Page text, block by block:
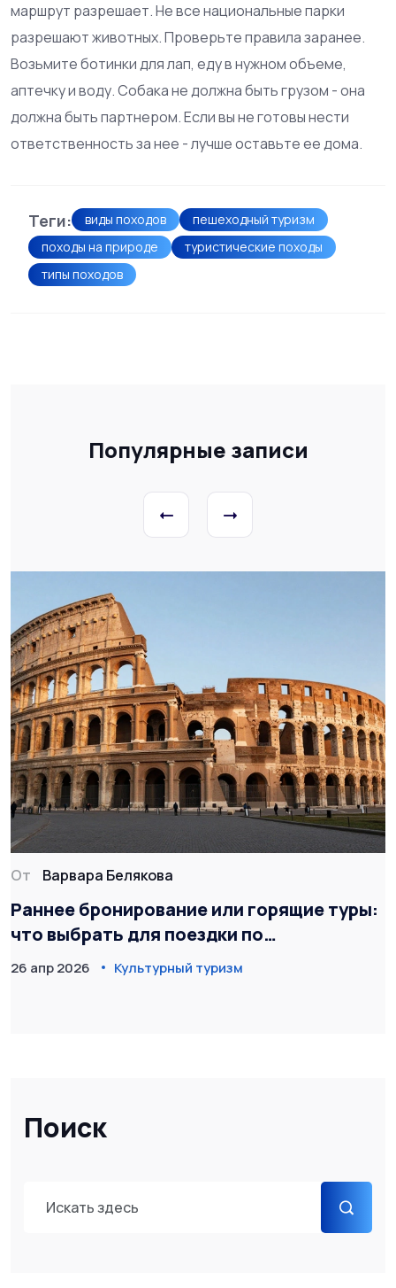
Поиск
маршрут разрешает. Не все национальные парки
разрешают животных. Проверьте правила заранее.
Возьмите ботинки для лап, еду в нужном объеме,
аптечку и воду. Собака не должна быть грузом - она
должна быть партнером. Если вы не готовы нести
ответственность за нее - лучше оставьте ее дома.
Теги: виды походов
пешеходный туризм
походы на природе
туристические походы
типы походов
Популярные записи
От Варвара Белякова
Раннее бронирование или горящие туры:
что выбрать для поездки по
историческим местам
26 апр 2026 Культурный туризм